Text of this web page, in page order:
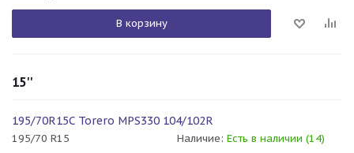
В корзину
15''
195/70R15C Torero MPS330 104/102R
195/70 R15 Наличие: Есть в наличии (14)